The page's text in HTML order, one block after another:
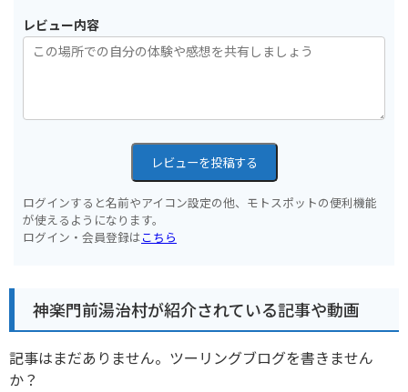
レビュー内容
レビューを投稿する
ログインすると名前やアイコン設定の他、モトスポットの便利機能
が使えるようになります。
ログイン・会員登録はこちら
神楽門前湯治村が紹介されている記事や動画
記事はまだありません。ツーリングブログを書きません
か？